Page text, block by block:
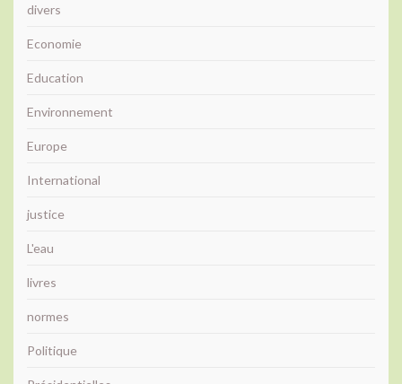
divers
Economie
Education
Environnement
Europe
International
justice
L'eau
livres
normes
Politique